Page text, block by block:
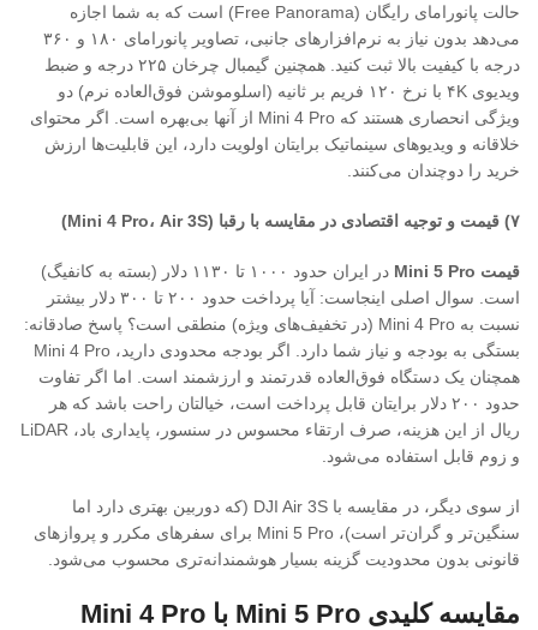
حالت پانورامای رایگان (Free Panorama) است که به شما اجازه
می‌دهد بدون نیاز به نرم‌افزارهای جانبی، تصاویر پانورامای ۱۸۰ و ۳۶۰
درجه با کیفیت بالا ثبت کنید. همچنین گیمبال چرخان ۲۲۵ درجه و ضبط
ویدیوی ۴K با نرخ ۱۲۰ فریم بر ثانیه (اسلوموشن فوق‌العاده نرم) دو
ویژگی انحصاری هستند که Mini 4 Pro از آنها بی‌بهره است. اگر محتوای
خلاقانه و ویدیوهای سینماتیک برایتان اولویت دارد، این قابلیت‌ها ارزش
خرید را دوچندان می‌کنند.
۷) قیمت و توجیه اقتصادی در مقایسه با رقبا (Mini 4 Pro ، Air 3S)
قیمت Mini 5 Pro
در ایران حدود ۱۰۰۰ تا ۱۱۳۰ دلار (بسته به کانفیگ)
است. سوال اصلی اینجاست: آیا پرداخت حدود ۲۰۰ تا ۳۰۰ دلار بیشتر
نسبت به Mini 4 Pro (در تخفیف‌های ویژه) منطقی است؟ پاسخ صادقانه:
بستگی به بودجه و نیاز شما دارد. اگر بودجه محدودی دارید، Mini 4 Pro
همچنان یک دستگاه فوق‌العاده قدرتمند و ارزشمند است. اما اگر تفاوت
حدود ۲۰۰ دلار برایتان قابل پرداخت است، خیالتان راحت باشد که هر
ریال از این هزینه، صرف ارتقاء محسوس در سنسور، پایداری باد، LiDAR
و زوم قابل استفاده می‌شود.
از سوی دیگر، در مقایسه با DJI Air 3S (که دوربین بهتری دارد اما
سنگین‌تر و گران‌تر است)، Mini 5 Pro برای سفرهای مکرر و پروازهای
قانونی بدون محدودیت گزینه بسیار هوشمندانه‌تری محسوب می‌شود.
مقایسه کلیدی Mini 5 Pro با Mini 4 Pro